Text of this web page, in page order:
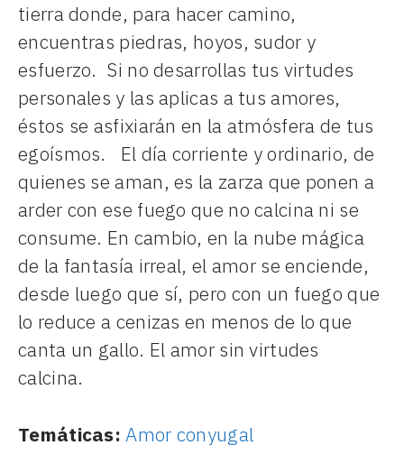
tierra donde, para hacer camino,
encuentras piedras, hoyos, sudor y
esfuerzo. Si no desarrollas tus virtudes
personales y las aplicas a tus amores,
éstos se asfixiarán en la atmósfera de tus
egoísmos. El día corriente y ordinario, de
quienes se aman, es la zarza que ponen a
arder con ese fuego que no calcina ni se
consume. En cambio, en la nube mágica
de la fantasía irreal, el amor se enciende,
desde luego que sí, pero con un fuego que
lo reduce a cenizas en menos de lo que
canta un gallo. El amor sin virtudes
calcina.
Temáticas: Amor conyugal